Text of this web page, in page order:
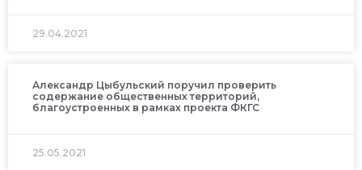
29.04.2021
Александр Цыбульский поручил проверить
содержание общественных территорий,
благоустроенных в рамках проекта ФКГС
25.05.2021